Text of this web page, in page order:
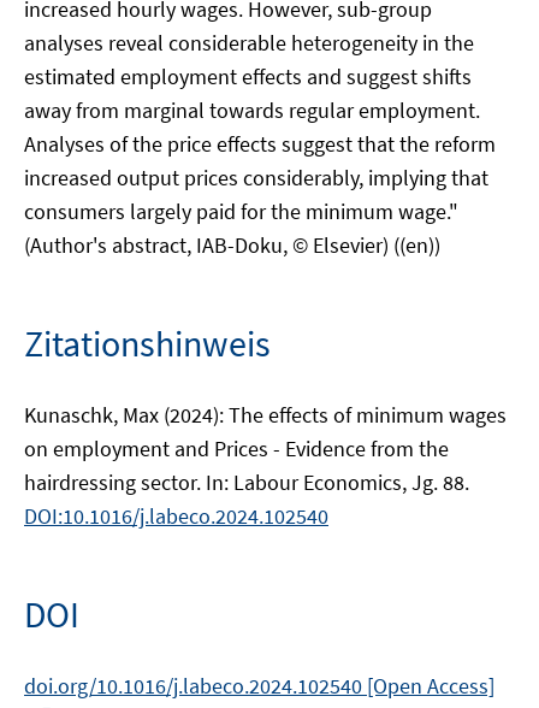
increased hourly wages. However, sub-group
analyses reveal considerable heterogeneity in the
estimated employment effects and suggest shifts
away from marginal towards regular employment.
Analyses of the price effects suggest that the reform
increased output prices considerably, implying that
consumers largely paid for the minimum wage."
(Author's abstract, IAB-Doku, © Elsevier) ((en))
Zitationshinweis
Kunaschk, Max (2024): The effects of minimum wages
on employment and Prices - Evidence from the
hairdressing sector. In: Labour Economics, Jg. 88.
DOI:10.1016/j.labeco.2024.102540
DOI
doi.org/10.1016/j.labeco.2024.102540 [Open Access]